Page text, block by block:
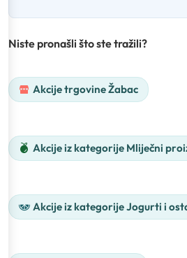
Niste pronašli što ste tražili?
Akcije trgovine Žabac
Akcije iz kategorije Mliječni
Akcije iz kategorije Jogurti i